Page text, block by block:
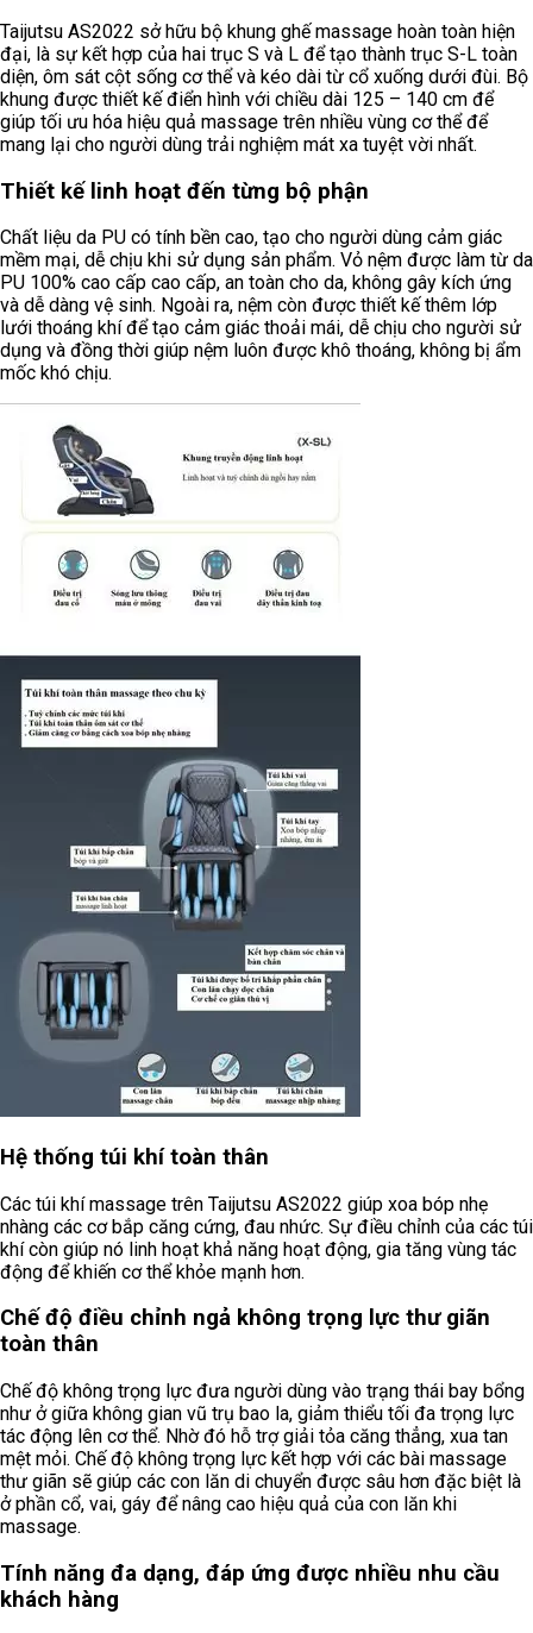
Taijutsu AS2022 sở hữu bộ khung ghế massage hoàn toàn hiện
đại, là sự kết hợp của hai trục S và L để tạo thành trục S-L toàn
diện, ôm sát cột sống cơ thể và kéo dài từ cổ xuống dưới đùi. Bộ
khung được thiết kế điển hình với chiều dài 125 – 140 cm để
giúp tối ưu hóa hiệu quả massage trên nhiều vùng cơ thể để
mang lại cho người dùng trải nghiệm mát xa tuyệt vời nhất.
Thiết kế linh hoạt đến từng bộ phận
Chất liệu da PU có tính bền cao, tạo cho người dùng cảm giác
mềm mại, dễ chịu khi sử dụng sản phẩm. Vỏ nệm được làm từ da
PU 100% cao cấp cao cấp, an toàn cho da, không gây kích ứng
và dễ dàng vệ sinh. Ngoài ra, nệm còn được thiết kế thêm lớp
lưới thoáng khí để tạo cảm giác thoải mái, dễ chịu cho người sử
dụng và đồng thời giúp nệm luôn được khô thoáng, không bị ẩm
mốc khó chịu.
Hệ thống túi khí toàn thân
Các túi khí massage trên Taijutsu AS2022 giúp xoa bóp nhẹ
nhàng các cơ bắp căng cứng, đau nhức. Sự điều chỉnh của các túi
khí còn giúp nó linh hoạt khả năng hoạt động, gia tăng vùng tác
động để khiến cơ thể khỏe mạnh hơn.
Chế độ điều chỉnh ngả không trọng lực thư giãn
toàn thân
Chế độ không trọng lực đưa người dùng vào trạng thái bay bổng
như ở giữa không gian vũ trụ bao la, giảm thiểu tối đa trọng lực
tác động lên cơ thể. Nhờ đó hỗ trợ giải tỏa căng thẳng, xua tan
mệt mỏi. Chế độ không trọng lực kết hợp với các bài massage
thư giãn sẽ giúp các con lăn di chuyển được sâu hơn đặc biệt là
ở phần cổ, vai, gáy để nâng cao hiệu quả của con lăn khi
massage.
Tính năng đa dạng, đáp ứng được nhiều nhu cầu
khách hàng